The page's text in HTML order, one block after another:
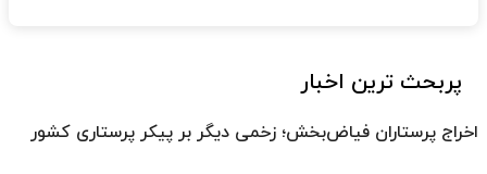
پربحث ترین اخبار
اخراج پرستاران فیاض‌بخش؛ زخمی دیگر بر پیکر پرستاری کشور